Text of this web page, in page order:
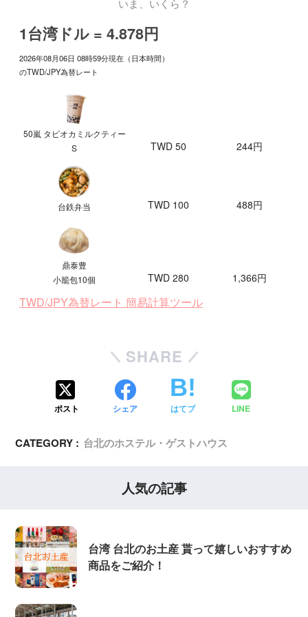
1台湾ドル = 4.878円
2026年08月06日 08時59分現在（日本時間）
のTWD/JPY為替レート
50嵐 タピオカミルクティー
S
TWD 50 244円
台鉄弁当 TWD 100 488円
鼎泰豊
小籠包10個
TWD 280 1,366円
TWD/JPY為替レート 簡易計算ツール
SHARE
ポスト シェア はてブ LINE
CATEGORY : 台北のホステル・ゲストハウス
人気の記事
台湾 台北のお土産 貰って嬉しいおすすめ
商品をご紹介！